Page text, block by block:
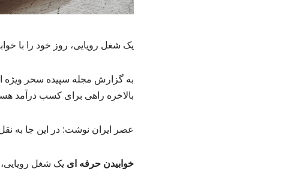
یک شغل رویایی، روز خود را با
به گزارش مجله سپیده سحر ویژه
بالاخره راهی برای کسب درآمد
عصر ایران نوشت: در این جا به نقل از استارز اینسایدر ۵
خوابیدن حرفه ای یک شغل